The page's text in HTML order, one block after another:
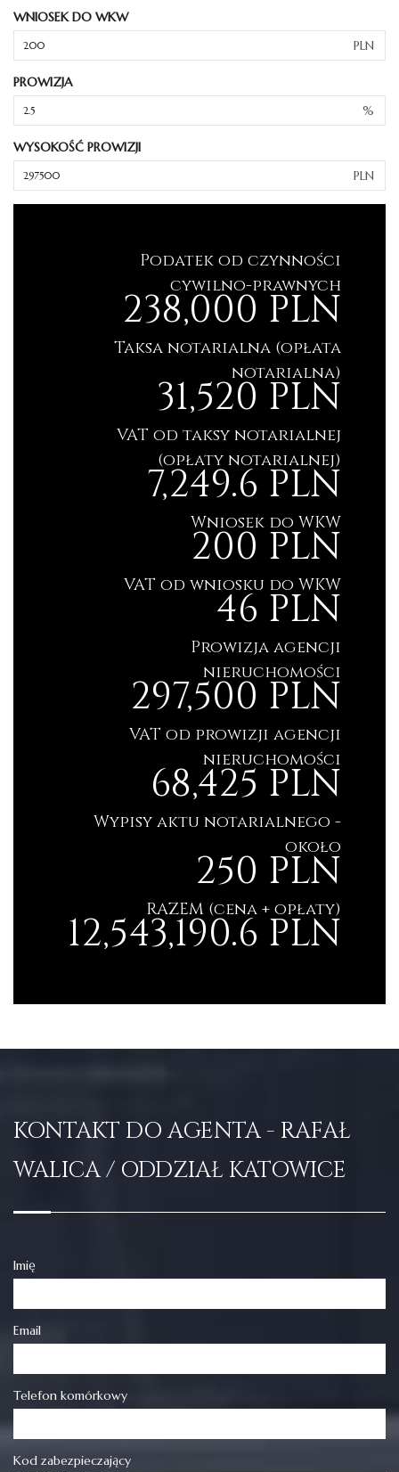
WNIOSEK DO WKW
PLN
PROWIZJA
%
WYSOKOŚĆ PROWIZJI
PLN
Podatek od czynności
cywilno-prawnych
238,000 PLN
Taksa notarialna (opłata
notarialna)
31,520 PLN
VAT od taksy notarialnej
(opłaty notarialnej)
7,249.6 PLN
Wniosek do WKW
200 PLN
VAT od wniosku do WKW
46 PLN
Prowizja agencji
nieruchomości
297,500 PLN
VAT od prowizji agencji
nieruchomości
68,425 PLN
Wypisy aktu notarialnego -
około
250 PLN
RAZEM (cena + opłaty)
12,543,190.6 PLN
KONTAKT DO AGENTA - RAFAŁ
WALICA / ODDZIAŁ KATOWICE
Imię
Email
Telefon komórkowy
Kod zabezpieczający